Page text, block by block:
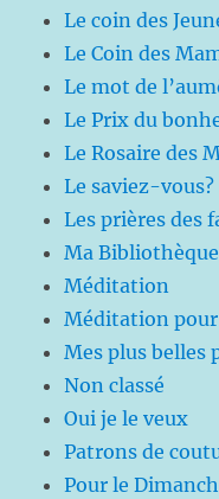
Le coin des
Le Coin des
Le mot de
Le Prix du
Le Rosaire des
Le saviez-vous?
Les prières des
Ma Bibliothèque
Méditation
Méditation pour
Mes plus belles
Non classé
Oui je le veux
Patrons de
Pour le